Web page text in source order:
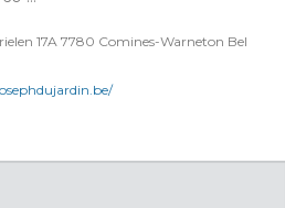
17A 7780 Comines-Warneton Bel